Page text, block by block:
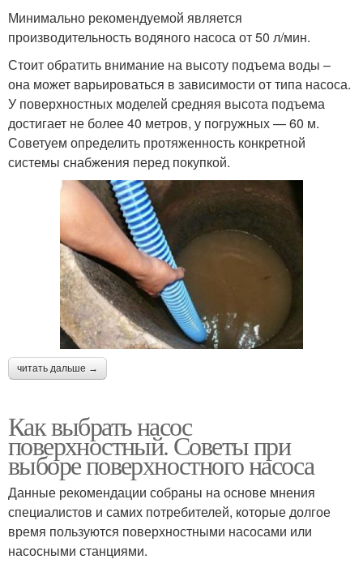
Минимально рекомендуемой является
производительность водяного насоса от 50 л/мин.
Стоит обратить внимание на высоту подъема воды –
она может варьироваться в зависимости от типа насоса.
У поверхностных моделей средняя высота подъема
достигает не более 40 метров, у погружных — 60 м.
Советуем определить протяженность конкретной
системы снабжения перед покупкой.
читать дальше →
Как выбрать насос
поверхностный. Советы при
выборе поверхностного насоса
Данные рекомендации собраны на основе мнения
специалистов и самих потребителей, которые долгое
время пользуются поверхностными насосами или
насосными станциями.